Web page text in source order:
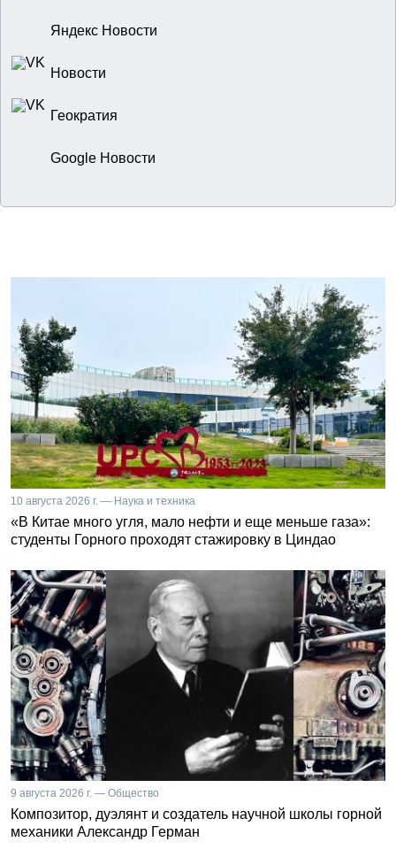
Яндекс Новости
Новости
Геократия
Google Новости
10 августа 2026 г. — Наука и техника
«В Китае много угля, мало нефти и еще меньше газа»:
студенты Горного проходят стажировку в Циндао
9 августа 2026 г. — Общество
Композитор, дуэлянт и создатель научной школы горной
механики Александр Герман